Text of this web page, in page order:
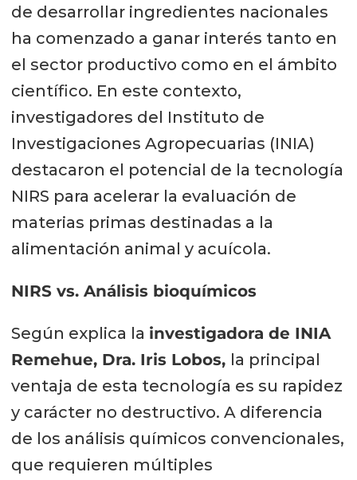
de desarrollar ingredientes nacionales
ha comenzado a ganar interés tanto en
el sector productivo como en el ámbito
científico. En este contexto,
investigadores del Instituto de
Investigaciones Agropecuarias (INIA)
destacaron el potencial de la tecnología
NIRS para acelerar la evaluación de
materias primas destinadas a la
alimentación animal y acuícola.
NIRS vs. Análisis bioquímicos
Según explica la investigadora de INIA
Remehue, Dra. Iris Lobos, la principal
ventaja de esta tecnología es su rapidez
y carácter no destructivo. A diferencia
de los análisis químicos convencionales,
que requieren múltiples